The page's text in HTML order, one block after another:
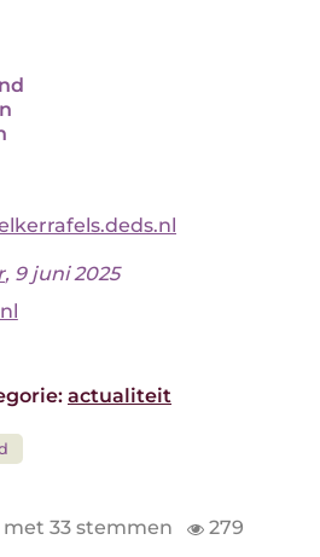
, 9 juni 2025
actualiteit
met 33 stemmen 279